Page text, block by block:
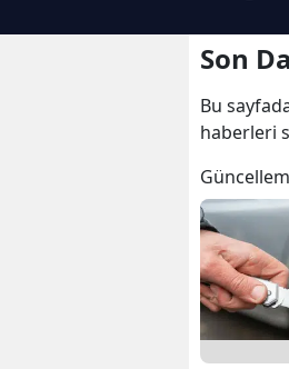
Son
Bu
haberleri